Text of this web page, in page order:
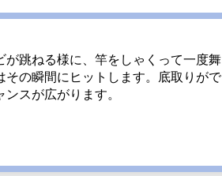
跳ねる様に、竿をしゃくって一度舞
の瞬間にヒットします。底取りがで
スが広がります。